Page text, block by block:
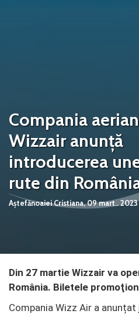
Compania
Wizzair anunță
introducerea
rute din
Aștefănoaiei Cristiana,09 mart.. 2023
Din 27 martie Wizzair va
România. Biletele
Compania Wizz Air a